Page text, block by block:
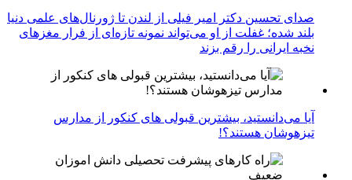
صدای تحسین دکتر امیر فیلی از لندن تا ژورنال‌های علمی دنیا
بلند شده؛ غفلت از او می‌تواند نمونه تازه‌ای از فرار مغزهای
نخبه ایرانی را رقم بزند
آیا می‌دانستید، بیشترین قبولی های کنکور از مدارس
تیزهوشان هستند؟!